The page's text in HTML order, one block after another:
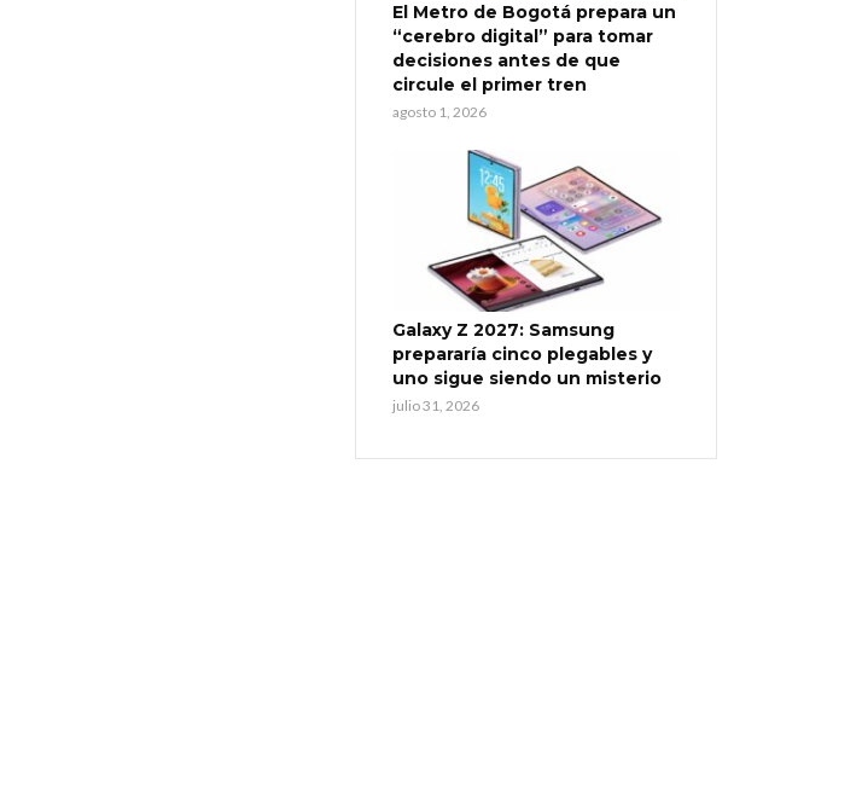
El Metro de Bogotá prepara un
“cerebro digital” para tomar
decisiones antes de que
circule el primer tren
agosto 1, 2026
Galaxy Z 2027: Samsung
prepararía cinco plegables y
uno sigue siendo un misterio
julio 31, 2026